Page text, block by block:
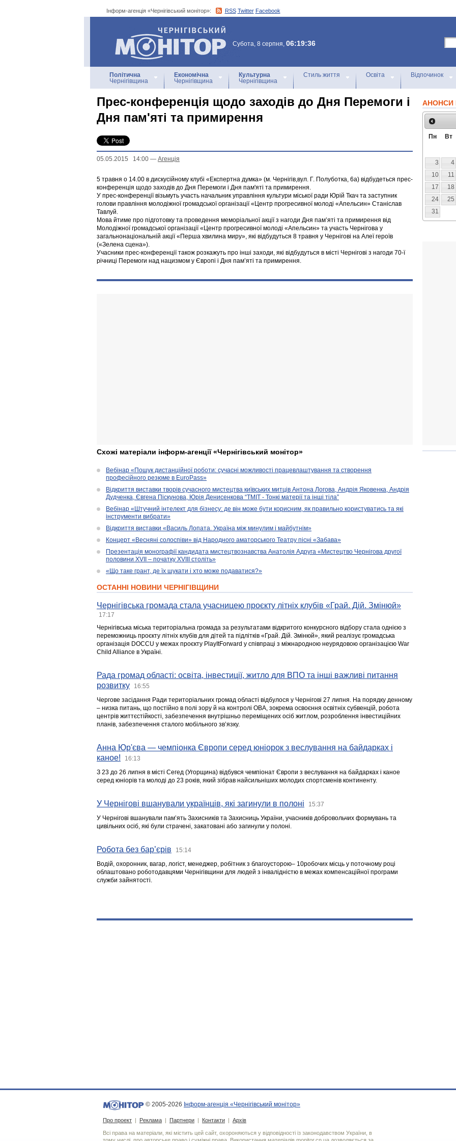
Інформ-агенція «Чернігівський монітор»: RSS Twitter Facebook
Інформ-агенція
«Чернігівський монітор»
Субота, 8 серпня, 06:19:36
Політична
Чернігівщина
Економічна
Чернігівщина
Культурна
Чернігівщина
Стиль життя Освіта Відпочинок
Прес-конференція щодо заходів до Дня Перемоги і
Дня пам'яті та примирення
05.05.2015 14:00 — Агенцiя
5 травня о 14.00 в дискусійному клубі «Експертна думка» (м. Чернігів,вул. Г. Полуботка, 6а) відбудеться прес-
конференція щодо заходів до Дня Перемоги і Дня пам'яті та примирення.
У прес-конференції візьмуть участь начальник управління культури міської ради Юрій Ткач та заступник
голови правління молодіжної громадської організації «Центр прогресивної молоді «Апельсин» Станіслав
Тавлуй.
Мова йтиме про підготовку та проведення меморіальної акції з нагоди Дня пам’яті та примирення від
Молодіжної громадської організації «Центр прогресивної молоді «Апельсин» та участь Чернігова у
загальнонаціональній акції «Перша хвилина миру», які відбудуться 8 травня у Чернігові на Алеї героїв
(«Зелена сцена»).
Учасники прес-конференції також розкажуть про інші заходи, які відбудуться в місті Чернігові з нагоди 70-ї
річниці Перемоги над нацизмом у Європі і Дня пам’яті та примирення.
Схожі матеріали інформ-агенції «Чернігівський монітор»
Вебінар «Пошук дистанційної роботи: сучасні можливості працевлаштування та створення
професійного резюме в EuroPass»
Відкриття виставки творів сучасного мистецтва київських митців Антона Логова, Андрія Яковенка, Андрія
Дудченка, Євгена Піскунова, Юрія Денисенкова “ТМІТ - Тонкі матерії та інші тіла”
Вебінар «Штучний інтелект для бізнесу: де він може бути корисним, як правильно користуватись та які
інструменти вибрати»
Відкриття виставки «Василь Лопата. Україна між минулим і майбутнім»
Концерт «Весняні солоспіви» від Народного аматорського Театру пісні «Забава»
Презентація монографії кандидата мистецтвознавства Анатолія Адруга «Мистецтво Чернігова другої
половини XVII – початку XVIII століть»
«Що таке грант, де їх шукати і хто може подаватися?»
ОСТАННІ НОВИНИ ЧЕРНІГІВЩИНИ
Чернігівська громада стала учасницею проєкту літніх клубів «Грай. Дій. Змінюй»
17:17
Чернігівська міська територіальна громада за результатами відкритого конкурсного відбору стала однією з
переможниць проєкту літніх клубів для дітей та підлітків «Грай. Дій. Змінюй», який реалізує громадська
організація DOCCU у межах проєкту PlayItForward у співпраці з міжнародною неурядовою організацією War
Child Alliance в Україні.
Рада громад області: освіта, інвестиції, житло для ВПО та інші важливі питання
розвитку
16:55
Чергове засідання Ради територіальних громад області відбулося у Чернігові 27 липня. На порядку денному
– низка питань, що постійно в полі зору й на контролі ОВА, зокрема освоєння освітніх субвенцій, робота
центрів життєстійкості, забезпечення внутрішньо переміщених осіб житлом, розроблення інвестиційних
планів, забезпечення сталого мобільного зв’язку.
Анна Юр'єва — чемпіонка Європи серед юніорок з веслування на байдарках і
каное!
16:13
З 23 до 26 липня в місті Сегед (Угорщина) відбувся чемпіонат Європи з веслування на байдарках і каное
серед юніорів та молоді до 23 років, який зібрав найсильніших молодих спортсменів континенту.
У Чернігові вшанували українців, які загинули в полоні 15:37
У Чернігові вшанували пам’ять Захисників та Захисниць України, учасників добровольчих формувань та
цивільних осіб, які були страчені, закатовані або загинули у полоні.
Робота без бар’єрів 15:14
Водій, охоронник, вагар, логіст, менеджер, робітник з благоусторою– 10робочих місць у поточному році
облаштовано роботодавцями Чернігівщини для людей з інвалідністю в межах компенсаційної програми
служби зайнятості.
АНОНСИ
Пн Вт
3
4
10
11
17
18
24
25
31
© 2005-2026 Інформ-агенція «Чернігівський монітор»
Про проект | Реклама | Партнери | Контакти | Архів
Всі права на матеріали, які містить цей сайт, охороняються у відповідності із законодавством України, в